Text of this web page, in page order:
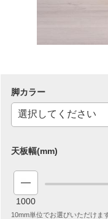
脚カラー
天板幅(mm)
1000
10mm単位でお選びいただけま